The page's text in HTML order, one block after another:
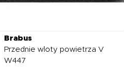
Brabus
Przednie wloty powietrza V
W447